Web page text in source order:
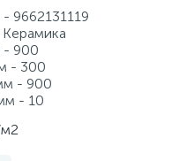
9662131119
- 900
- 300
- 900
- 10